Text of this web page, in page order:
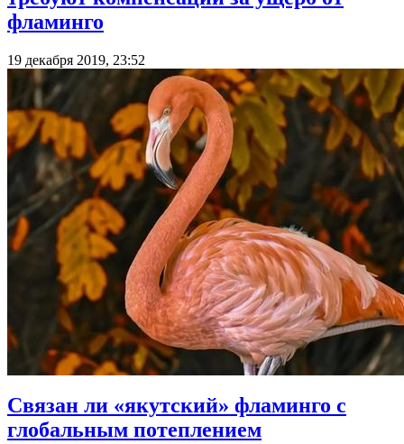
фламинго
19 декабря 2019, 23:52
Связан ли «якутский» фламинго с
глобальным потеплением